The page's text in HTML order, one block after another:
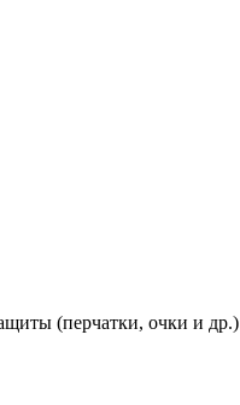
(перчатки, очки и др.)